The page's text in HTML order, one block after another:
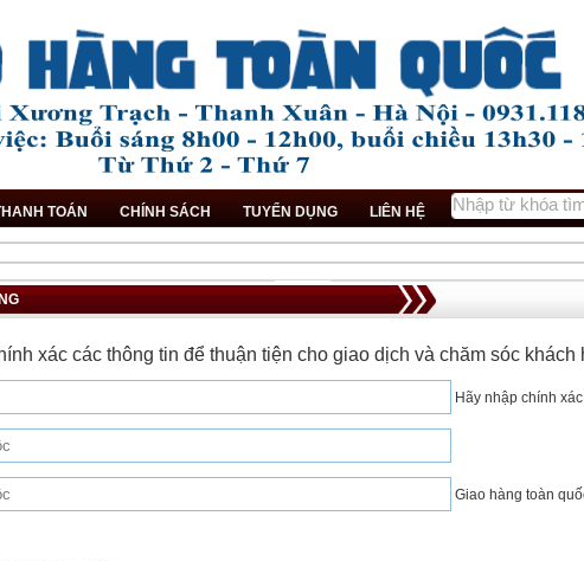
TOÁN CHÍNH SÁCH TUYỂN DỤNG LIÊN HỆ
xác các thông tin để thuận tiện cho giao dịch và chăm sóc khách
Hãy nhập chính
Giao hàng toàn